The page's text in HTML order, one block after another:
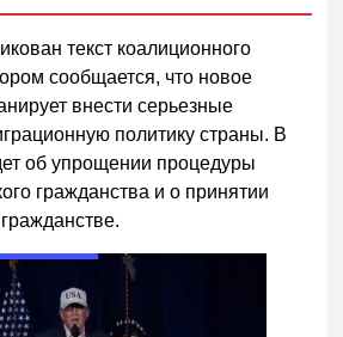
текст коалиционного
сообщается, что новое
внести серьезные
политику страны. В
об упрощении процедуры
гражданства и о принятии